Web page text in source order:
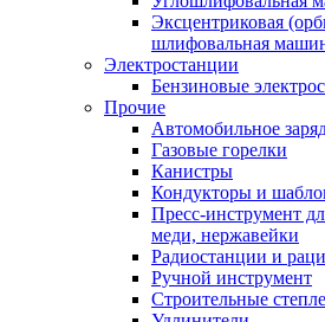
Эксцентриковая
шлифовальная
Электростанции
Бензиновые
Прочие
Автомобильное
Газовые горелки
Канистры
Кондукторы и
Пресс-инструмент
меди, нержавейки
Радиостанции и
Ручной инструмент
Строительные